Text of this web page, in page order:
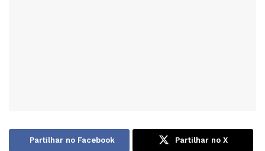
Partilhar no Facebook Partilhar no X